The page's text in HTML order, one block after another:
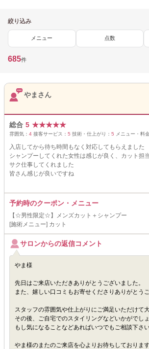
絞り込み
メニュー 点数
685件
やまさん
総合 5 ★★★★★
雰囲気： 4 接客サービス： 5 技術・仕上がり： 5 メニュー・料
入店してから待ち時間もなく対応してもらえました
シャンプーしてくれた女性は感じが良く、カット担
サク仕事してくれました
皆さん感じが良いですね
予約時のクーポン・メニュー
【☆男性限定☆】メンズカット＋シャンプー
[施術メニュー] カット
サロンからの返信コメント
やま様
先日はご来店いただきありがとうございました。
また、嬉しい口コミもお寄せくださりありがとうご
スタッフの雰囲気や仕上がりにご満足いただけて
その後、ご自宅でのスタイリングなどいかがでしょ
もし気になることなどあればいつでもご相談下さい
やま様のまたのご来店を心よりお待ちしております